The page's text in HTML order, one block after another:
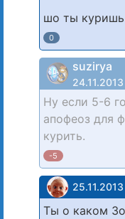
шо ты
0
suzirya
Ну если 5-6
апофеоз для
курить.
-5
Ты о каком